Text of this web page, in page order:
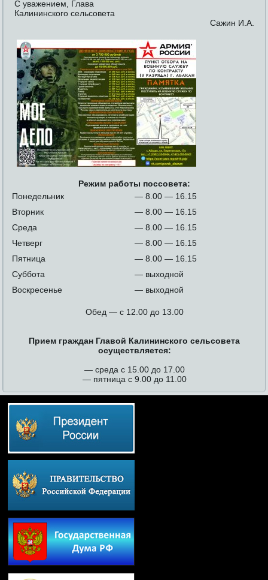
С уважением, Глава
Калининского сельсовета
Сажин И.А.
Режим работы поссовета:
Понедельник
— 8.00 — 16.15
Вторник
— 8.00 — 16.15
Среда
— 8.00 — 16.15
Четверг
— 8.00 — 16.15
Пятница
— 8.00 — 16.15
Суббота
— выходной
Воскресенье
— выходной
Обед — с 12.00 до 13.00
Прием граждан Главой Калининского сельсовета
осуществляется:
— среда с 15.00 до 17.00
— пятница с 9.00 до 11.00